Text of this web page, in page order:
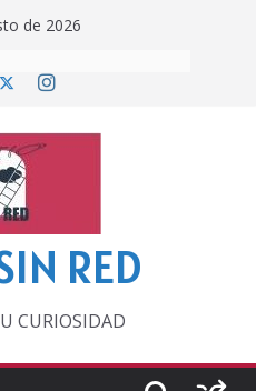
de 2026
de recomendar
RED
CURIOSIDAD